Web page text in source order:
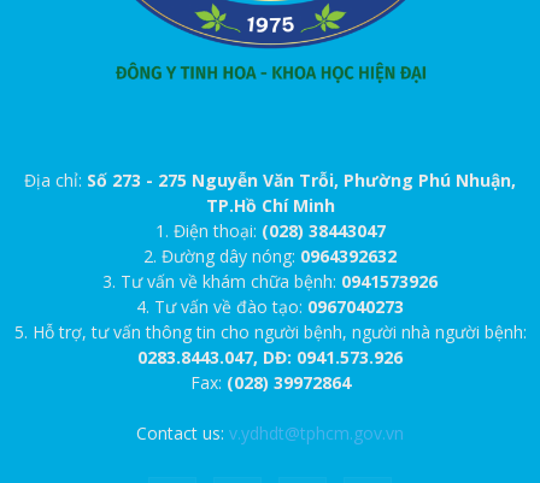
Địa chỉ: Số 273 - 275 Nguyễn Văn Trỗi, Phường Phú Nhuận,
TP.Hồ Chí Minh
1. Điện thoại: (028) 38443047
2. Đường dây nóng: 0964392632
3. Tư vấn về khám chữa bệnh: 0941573926
4. Tư vấn về đào tạo: 0967040273
5. Hỗ trợ, tư vấn thông tin cho người bệnh, người nhà người bệnh:
0283.8443.047, DĐ: 0941.573.926
Fax: (028) 39972864
Contact us: v.ydhdt@tphcm.gov.vn